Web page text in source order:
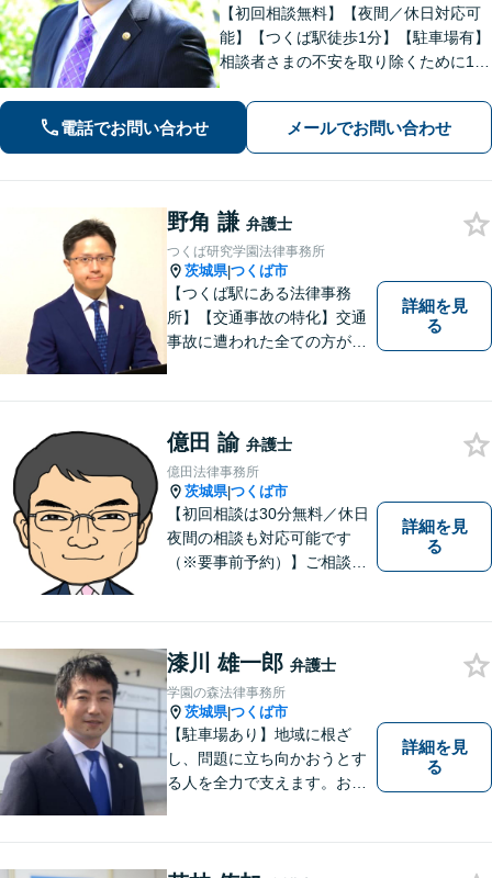
【初回相談無料】【夜間／休日対応可
能】【つくば駅徒歩1分】【駐車場有】
相談者さまの不安を取り除くために1件
談者さまに寄り添った解決方法を提案
することを心がけています。まずはお
気軽にお問い合わせください。
電話でお問い合わせ メールでお問い合わせ
野角 謙 弁護士
つくば研究学園法律事務所
茨城県|つくば市
【つくば駅にある法律事務
所】【交通事故の特化】交通
事故に遭われた全ての方が適
ニケーションを大切にし、最
善の解決へと導きます。
詳細を見
る
億田 諭 弁護士
億田法律事務所
茨城県|つくば市
【初回相談は30分無料／休日
夜間の相談も対応可能です
（※要事前予約）】ご相談、
にお問合せください。
詳細を見
る
漆川 雄一郎 弁護士
学園の森法律事務所
茨城県|つくば市
【駐車場あり】地域に根ざ
し、問題に立ち向かおうとす
る人を全力で支えます。お困
詳細を見
る